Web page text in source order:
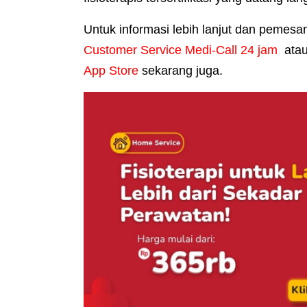
Untuk informasi lebih lanjut dan
Customer Service Medi-Call 24 jam
App Store sekarang juga.